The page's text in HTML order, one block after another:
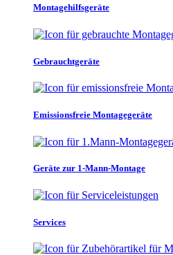
Montagehilfsgeräte
Gebrauchtgeräte
Emissionsfreie Montagegeräte
Geräte zur 1-Mann-Montage
Services